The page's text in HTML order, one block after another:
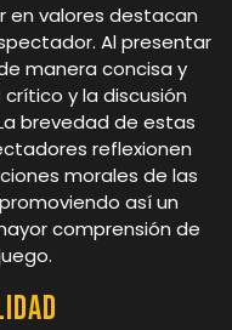
en valores destacan
Al presentar
manera concisa y
y la discusión
brevedad de estas
reflexionen
morales de las
así un
comprensión de